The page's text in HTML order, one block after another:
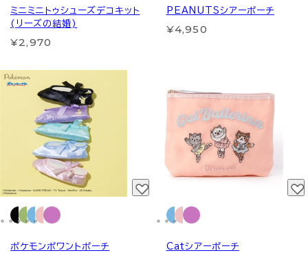
ミニミニトゥシューズデコキット
(リーズの結婚)
¥2,970
PEANUTSシアーポーチ
¥4,950
ポケモンポワントポーチ Catシアーポーチ